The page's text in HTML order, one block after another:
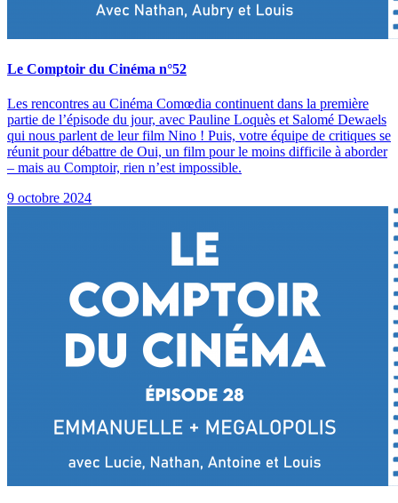
Le Comptoir du Cinéma n°52
Les rencontres au Cinéma Comœdia continuent dans la première
partie de l’épisode du jour, avec Pauline Loquès et Salomé Dewaels
qui nous parlent de leur film Nino ! Puis, votre équipe de critiques se
réunit pour débattre de Oui, un film pour le moins difficile à aborder
– mais au Comptoir, rien n’est impossible.
9 octobre 2024